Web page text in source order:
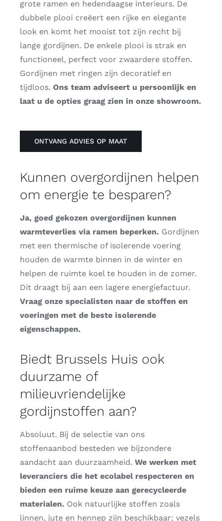
grote ramen en hedendaagse interieurs. De
dubbele plooi creëert een rijke en elegante
look en komt het mooist tot zijn recht bij
lange gordijnen. De enkele plooi is strak en
functioneel, perfect voor zwaardere stoffen.
Gordijnen met ringen zijn decoratief en
tijdloos. Ons team adviseert u persoonlijk en
laat u de opties graag zien in onze showroom.
ONTVANG ADVIES OP MAAT
Kunnen overgordijnen helpen
om energie te besparen?
Ja, goed gekozen overgordijnen kunnen
warmteverlies via ramen beperken. Gordijnen
met een thermische of isolerende voering
houden de warmte binnen in de winter en
helpen de ruimte koel te houden in de zomer.
Dit draagt bij aan een lagere energiefactuur.
Vraag onze specialisten naar de stoffen en
voeringen met de beste isolerende
eigenschappen.
Biedt Brussels Huis ook
duurzame of
milieuvriendelijke
gordijnstoffen aan?
Absoluut. Bij de selectie van ons
stoffenaanbod besteden we bijzondere
aandacht aan duurzaamheid. We werken met
leveranciers die het ecolabel respecteren en
bieden een ruime keuze aan gerecycleerde
materialen. Ook natuurlijke stoffen zoals
linnen, jute en hennep zijn beschikbaar; vezels